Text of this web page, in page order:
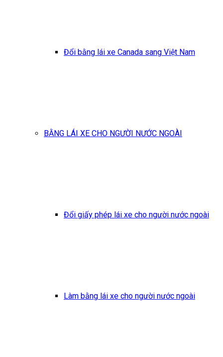
Đổi bằng lái xe Canada sang Việt Nam
BẰNG LÁI XE CHO NGƯỜI NƯỚC NGOÀI
Đổi giấy phép lái xe cho người nước ngoài
Làm bằng lái xe cho người nước ngoài